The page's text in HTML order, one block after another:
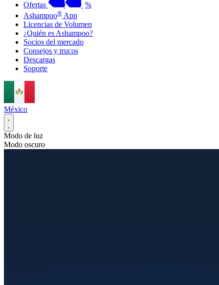
Ofertas
%
Ashampoo® App
Licencias de Volumen
¿Quién es Ashampoo?
Socios del mercado
Consejos y trucos
Descargas
Soporte
México
Modo de luz
Modo oscuro